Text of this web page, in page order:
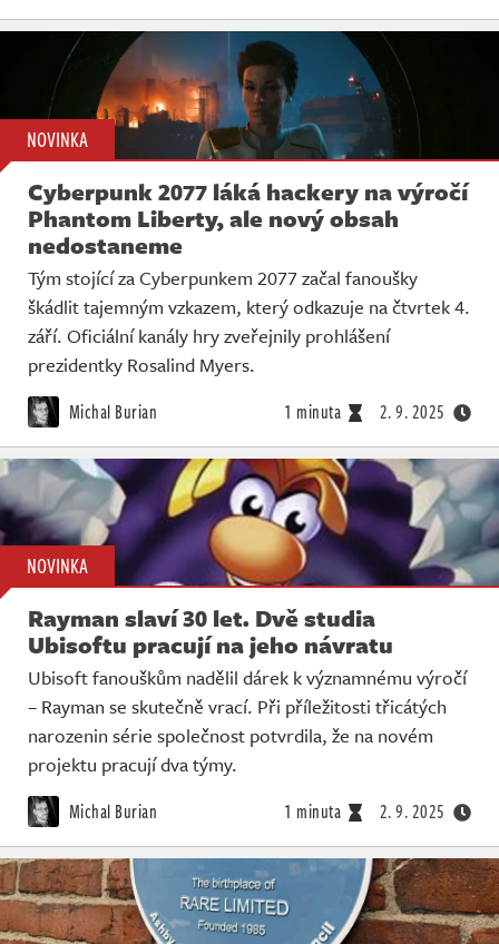
NOVINKA
Cyberpunk 2077 láká hackery na výročí
Phantom Liberty, ale nový obsah
nedostaneme
Tým stojící za Cyberpunkem 2077 začal fanoušky
škádlit tajemným vzkazem, který odkazuje na čtvrtek 4.
září. Oficiální kanály hry zveřejnily prohlášení
prezidentky Rosalind Myers.
Michal Burian 1 minuta 2. 9. 2025
NOVINKA
Rayman slaví 30 let. Dvě studia
Ubisoftu pracují na jeho návratu
Ubisoft fanouškům nadělil dárek k významnému výročí
– Rayman se skutečně vrací. Při příležitosti třicátých
narozenin série společnost potvrdila, že na novém
projektu pracují dva týmy.
Michal Burian 1 minuta 2. 9. 2025